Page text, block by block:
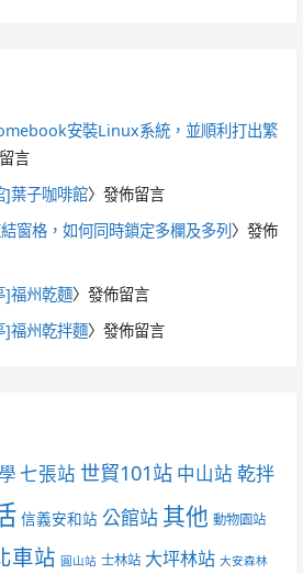
安裝Linux系統，並順利打出繁
言
葉子咖啡館〉發佈留言
窗格，如何同時鎖定多欄及多列〉發佈
]福州乾麵〉發佈留言
福州乾拌麵〉發佈留言
七張站 世貿101站 中山站 乾拌
信義安和站 公館站 其他 動物園站
車站 圓山站 士林站 大坪林站 大安森林